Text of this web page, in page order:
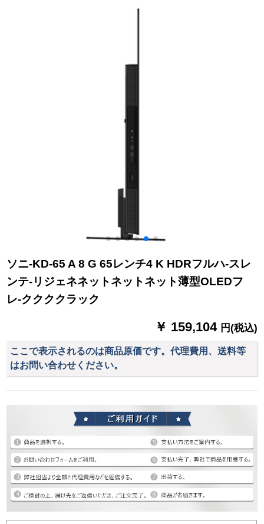
た壁にかけてサポト
ソニ-KD-65 A 8 G 65レンチ4 K HDRフルハ-スレ
ンテ-リジェネネットネットネット薄型OLEDフ
レ-ククククラック
￥ 159,104 円(税込)
ここで表示されるのは商品原価です。代理費用、送料等
はお問い合わせください。